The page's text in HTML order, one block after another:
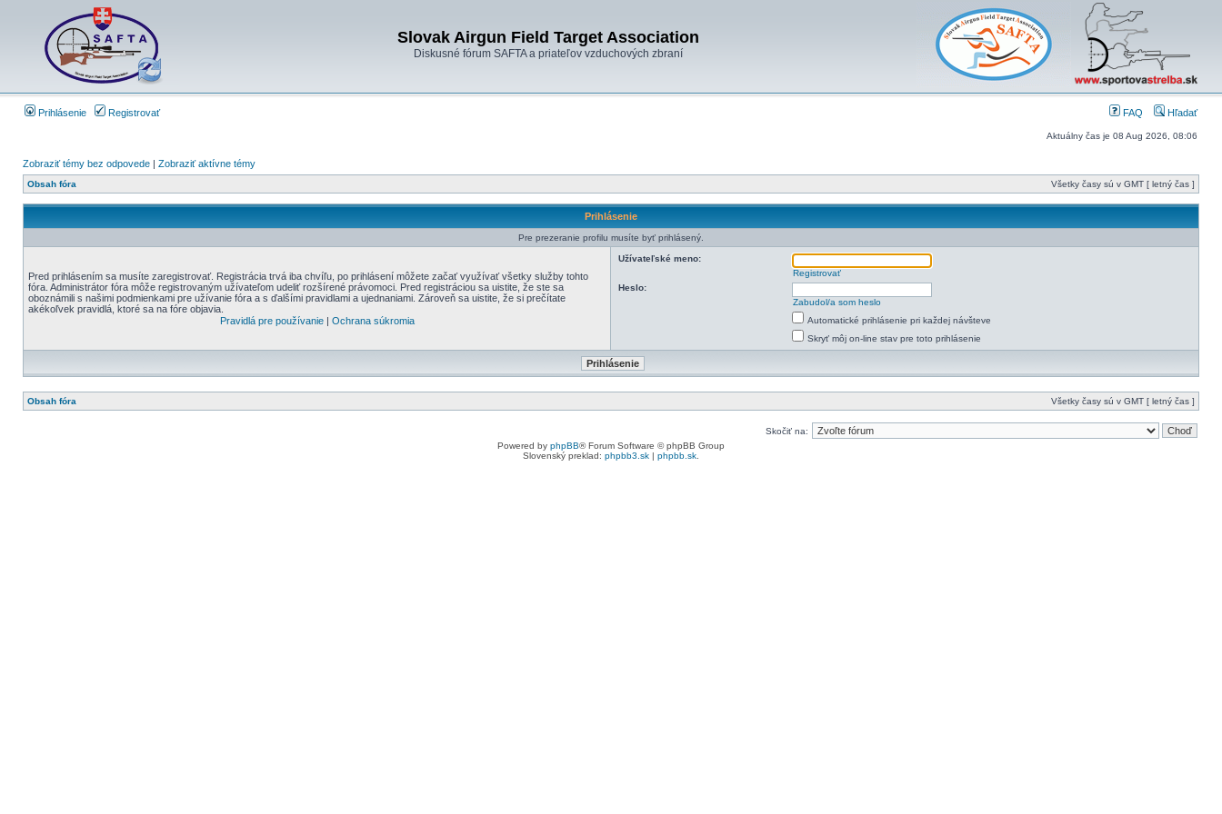
Slovak Airgun Field Target Association
Diskusné fórum SAFTA a priateľov vzduchových zbraní
Prihlásenie Registrovať FAQ Hľadať
Aktuálny čas je 08 Aug 2026, 08:06
Zobraziť témy bez odpovede | Zobraziť aktívne témy
Obsah fóra Všetky časy sú v GMT [ letný čas ]
Prihlásenie
Pre prezeranie profilu musíte byť prihlásený.
Pred prihlásením sa musíte zaregistrovať. Registrácia trvá iba chvíľu, po prihlásení môžete začať využívať všetky služby tohto
fóra. Administrátor fóra môže registrovaným užívateľom udeliť rozšírené právomoci. Pred registráciou sa uistite, že ste sa
oboznámili s našimi podmienkami pre užívanie fóra a s ďalšími pravidlami a ujednaniami. Zároveň sa uistite, že si prečítate
akékoľvek pravidlá, ktoré sa na fóre objavia.
Pravidlá pre používanie| Ochrana súkromia
Užívateľské meno:
Registrovať
Heslo:
Zabudol/a som heslo
Automatické prihlásenie pri každej návšteve
Skryť môj on-line stav pre toto prihlásenie
Obsah fóra Všetky časy sú v GMT [ letný čas ]
Skočiť na:
Powered by phpBB® Forum Software © phpBB Group
Slovenský preklad: phpbb3.sk | phpbb.sk